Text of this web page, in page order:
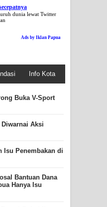
dunia lewat Twitter
Ads by Iklan Papua
Info Kota
Buka V-Sport
Aksi
Isu Penembakan di
Bantuan Dana
Hanya Isu